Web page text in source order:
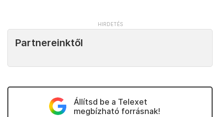
Partnereinktől
Állítsd be a Telexet
megbízható forrásnak!